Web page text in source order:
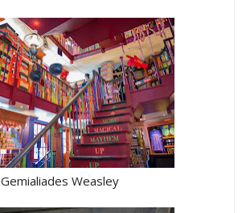
Gemialiades Weasley